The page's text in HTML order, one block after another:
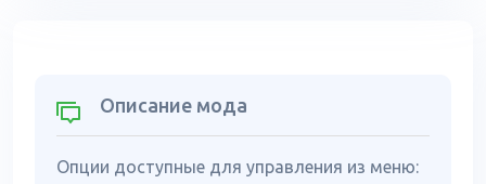
Описание мода
Опции доступные для управления из меню: